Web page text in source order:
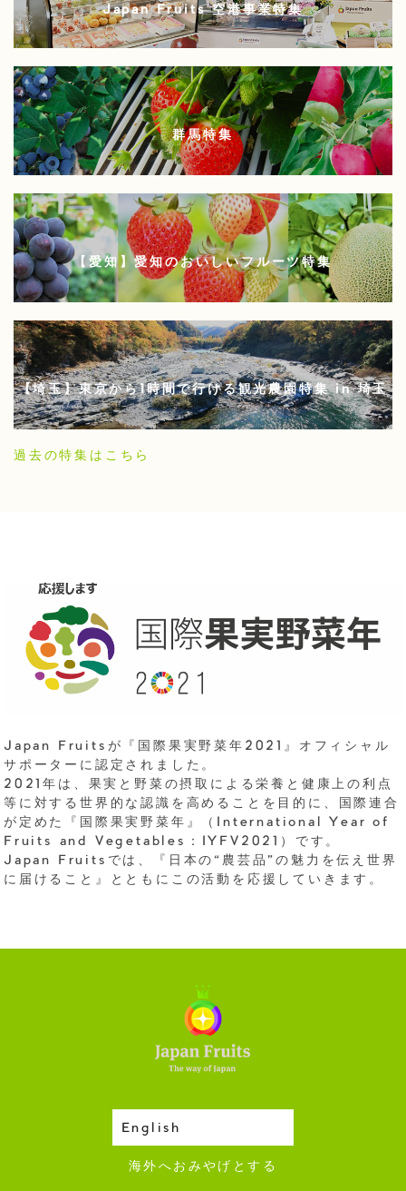
Japan Fruits 空港事業特集
群馬特集
【愛知】愛知のおいしいフルーツ特集
【埼玉】東京から1時間で行ける観光農園特集 in 埼玉
過去の特集はこちら
Japan Fruitsが『国際果実野菜年2021』オフィシャル
サポーターに認定されました。
2021年は、果実と野菜の摂取による栄養と健康上の利点
等に対する世界的な認識を高めることを目的に、国際連合
が定めた『国際果実野菜年』（International Year of
Fruits and Vegetables：IYFV2021）です。
Japan Fruitsでは、『日本の“農芸品”の魅力を伝え世界
に届けること』とともにこの活動を応援していきます。
English収穫カレンダー
海外へおみやげとする